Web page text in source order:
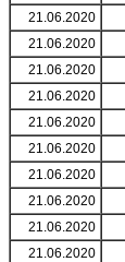
21.06.2020
21.06.2020
21.06.2020
21.06.2020
21.06.2020
21.06.2020
21.06.2020
21.06.2020
21.06.2020
21.06.2020